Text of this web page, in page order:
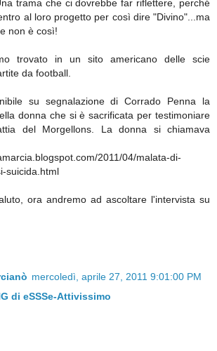
trama che ci dovrebbe far riflettere, perché
al loro progetto per così dire "Divino"...ma
non è così!
trovato in un sito americano delle scie
da football.
su segnalazione di Corrado Penna la
donna che si è sacrificata per testimoniare
del Morgellons. La donna si chiamava
2011/04/malata-di-
suicida.html
ora andremo ad ascoltare l'intervista su
mercoledì, aprile 27, 2011 9:01:00 PM
di eSSSe-Attivissimo